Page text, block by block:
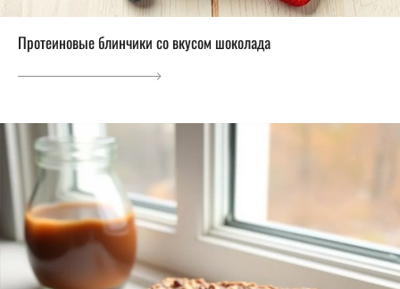
Протеиновые блинчики со вкусом шоколада